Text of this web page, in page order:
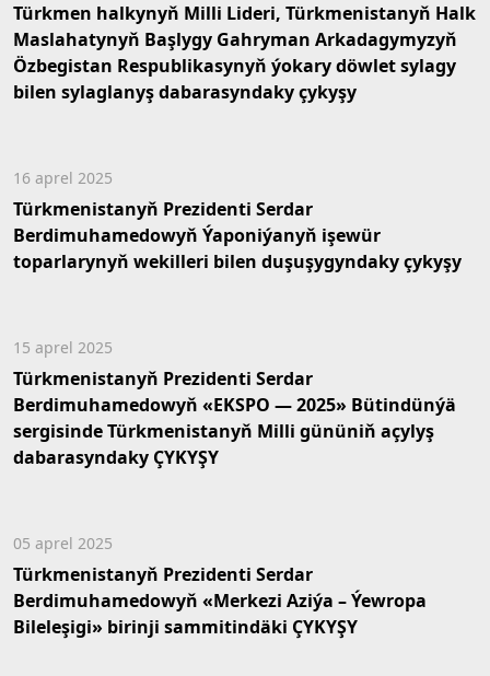
Türkmen halkynyň Milli Lideri, Türkmenistanyň Halk
Maslahatynyň Başlygy Gahryman Arkadagymyzyň
Özbegistan Respublikasynyň ýokary döwlet sylagy
bilen sylaglanyş dabarasyndaky çykyşy
16 aprel 2025
Türkmenistanyň Prezidenti Serdar
Berdimuhamedowyň Ýaponiýanyň işewür
toparlarynyň wekilleri bilen duşuşygyndaky çykyşy
15 aprel 2025
Türkmenistanyň Prezidenti Serdar
Berdimuhamedowyň «EKSPO — 2025» Bütindünýä
sergisinde Türkmenistanyň Milli gününiň açylyş
dabarasyndaky ÇYKYŞY
05 aprel 2025
Türkmenistanyň Prezidenti Serdar
Berdimuhamedowyň «Merkezi Aziýa – Ýewropa
Bileleşigi» birinji sammitindäki ÇYKYŞY